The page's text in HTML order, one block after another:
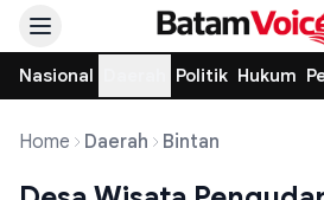
Nasional Politik Hukum
Home Daerah Bintan